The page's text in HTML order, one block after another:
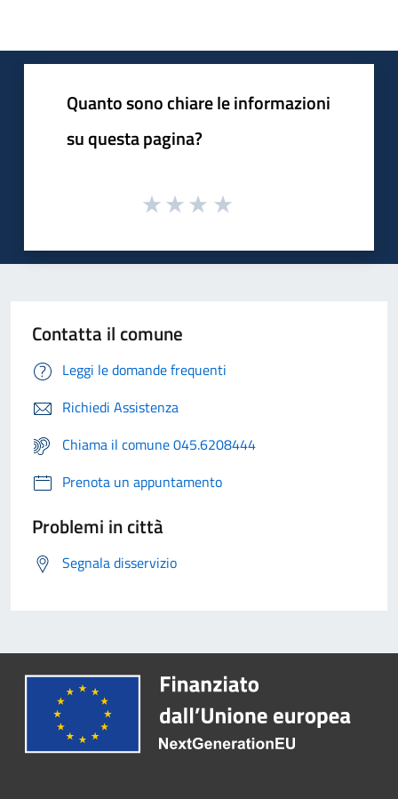
Quanto sono chiare le informazioni
su questa pagina?
Contatta il comune
Leggi le domande frequenti
Richiedi Assistenza
Chiama il comune 045.6208444
Prenota un appuntamento
Problemi in città
Segnala disservizio